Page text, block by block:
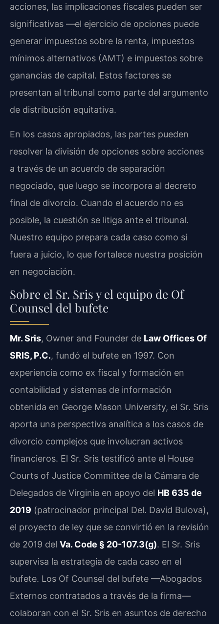
acciones, las implicaciones fiscales pueden ser
significativas —el ejercicio de opciones puede
generar impuestos sobre la renta, impuestos
mínimos alternativos (AMT) e impuestos sobre
ganancias de capital. Estos factores se
presentan al tribunal como parte del argumento
de distribución equitativa.
En los casos apropiados, las partes pueden
resolver la división de opciones sobre acciones
a través de un acuerdo de separación
negociado, que luego se incorpora al decreto
final de divorcio. Cuando el acuerdo no es
posible, la cuestión se litiga ante el tribunal.
Nuestro equipo prepara cada caso como si
fuera a juicio, lo que fortalece nuestra posición
en negociación.
Sobre el Sr. Sris y el equipo de Of
Counsel del bufete
Mr. Sris, Owner and Founder de Law Offices Of
SRIS, P.C., fundó el bufete en 1997. Con
experiencia como ex fiscal y formación en
contabilidad y sistemas de información
obtenida en George Mason University, el Sr. Sris
aporta una perspectiva analítica a los casos de
divorcio complejos que involucran activos
financieros. El Sr. Sris testificó ante el House
Courts of Justice Committee de la Cámara de
Delegados de Virginia en apoyo del HB 635 de
2019 (patrocinador principal Del. David Bulova),
el proyecto de ley que se convirtió en la revisión
de 2019 del Va. Code § 20-107.3(g). El Sr. Sris
supervisa la estrategia de cada caso en el
bufete. Los Of Counsel del bufete —Abogados
Externos contratados a través de la firma—
colaboran con el Sr. Sris en asuntos de derecho